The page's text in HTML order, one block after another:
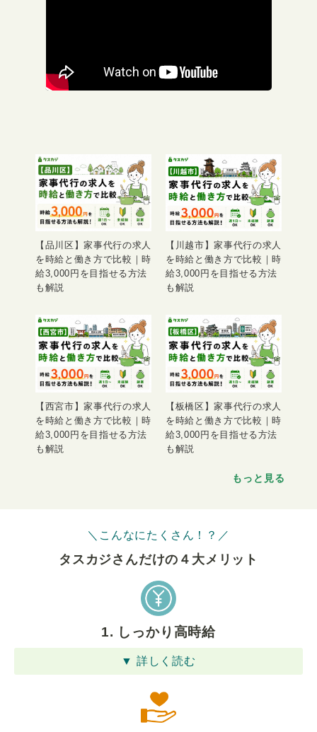
【品川区】家事代行の求人
を時給と働き方で比較｜時
給3,000円を目指せる方法
も解説
【川越市】家事代行の求人
を時給と働き方で比較｜時
給3,000円を目指せる方法
も解説
【西宮市】家事代行の求人
を時給と働き方で比較｜時
給3,000円を目指せる方法
も解説
【板橋区】家事代行の求人
を時給と働き方で比較｜時
給3,000円を目指せる方法
も解説
もっと見る
＼こんなにたくさん！？／
タスカジさんだけの４⼤メリット
1. しっかり高時給
▼ 詳しく読む